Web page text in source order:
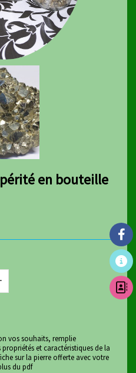
en bouteille
vos souhaits, remplie
et caractéristiques de la
sur la pierre offerte avec votre
du pdf